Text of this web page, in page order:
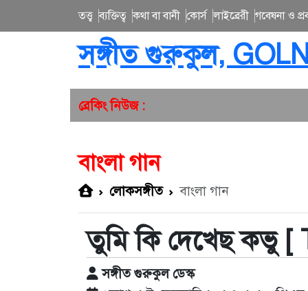
তত্ত্ব ব্যক্তিত্ব কথা বা বানী কোর্স লাইব্রেরী গবেষনা ও
সঙ্গীত গুরুকুল,
ব্রেকিং নিউজ :
বাংলা গান
লোকসঙ্গীত বাংলা গান
তুমি কি দেখেছ কভু
সঙ্গীত গুরুকুল ডেস্ক